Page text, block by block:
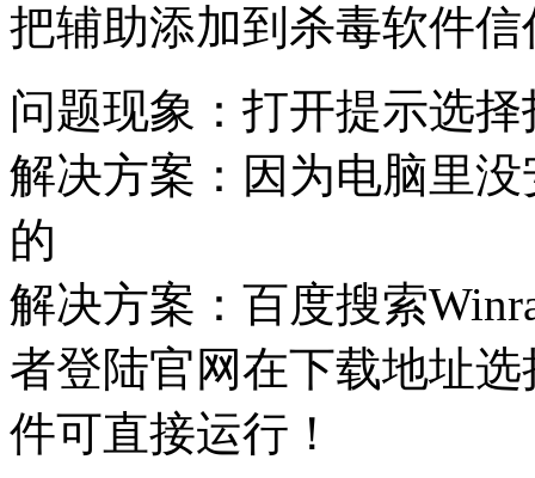
把辅助添加到杀毒软件
问题现象：打开提示选
解决方案：因为电脑里
的
解决方案：百度搜索
者登陆官网在下载地址
件可直接运行！